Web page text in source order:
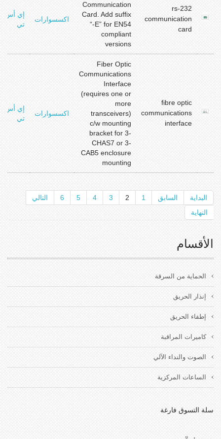
rs-232
communication
card
Communication
Card. Add suffix
“-E” for EN54
compliant
versions
اكسسوارات
إي أس
تي
fibre optic
communications
interface
Fiber Optic
Communications
Interface
(requires one or
more
transceivers)
c/w mounting
bracket for 3-
CHAS7 or 3-
CAB5 enclosure
mounting
اكسسوارات
إي أس
تي
البداية السابق 1
2
3
4
5
6
التالي
النهاية
الأقسام
الحماية من السرقة
إنذار الحريق
إطفاء الحريق
كاميرات المراقبة
الصوت والنداء الآلي
الساعات المركزية
سلة التسوق فارغة